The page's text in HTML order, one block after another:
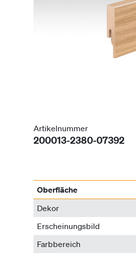
Artikelnummer
200013-2380-07392
Oberfläche
Dekor
Erscheinungsbild
Farbbereich